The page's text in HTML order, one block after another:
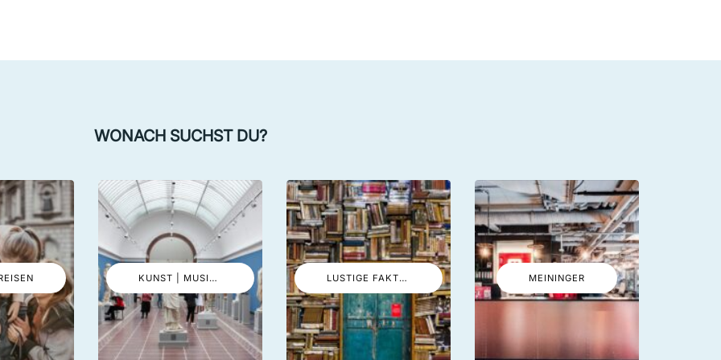
WONACH SUCHST DU?
KUNST | MUSIK | EVENTS LUSTIGE FAKTEN MEININGER